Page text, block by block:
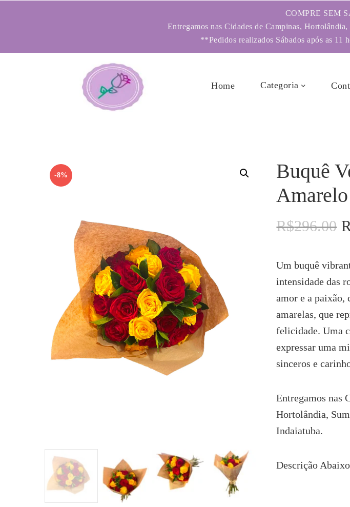
COMPRE SEM
Entregamos nas Cidades de Campinas,
**Pedidos realizados Sábados após as 11
Home Categoria
-8%
Buquê
R$296.00 O
Um buquê
intensidade das
amor e a paixão,
amarelas, que
felicidade. Uma
expressar uma
sinceros e
Entregamos nas
Hortolândia,
Indaiatuba.
Descrição